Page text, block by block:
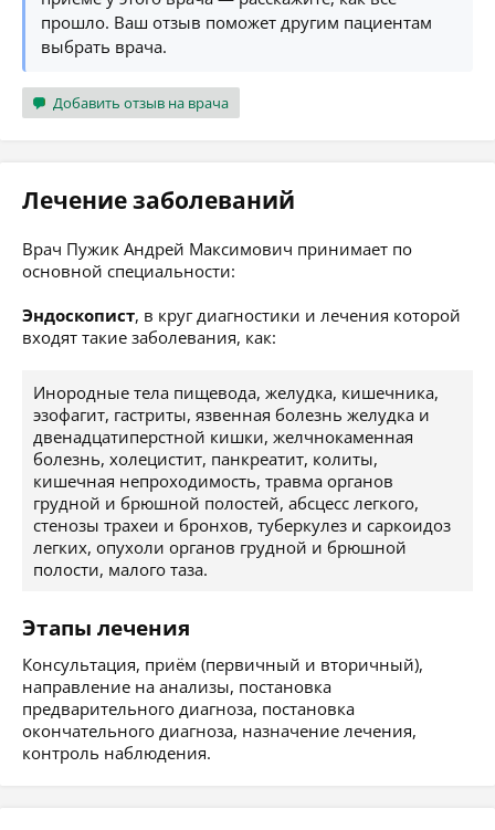
прошло. Ваш отзыв поможет другим пациентам
выбрать врача.
Добавить отзыв на врача
Лечение заболеваний
Врач Пужик Андрей Максимович принимает по
основной специальности:
Эндоскопист, в круг диагностики и лечения которой
входят такие заболевания, как:
Инородные тела пищевода, желудка, кишечника,
эзофагит, гастриты, язвенная болезнь желудка и
двенадцатиперстной кишки, желчнокаменная
болезнь, холецистит, панкреатит, колиты,
кишечная непроходимость, травма органов
грудной и брюшной полостей, абсцесс легкого,
стенозы трахеи и бронхов, туберкулез и саркоидоз
легких, опухоли органов грудной и брюшной
полости, малого таза.
Этапы лечения
Консультация, приём (первичный и вторичный),
направление на анализы, постановка
предварительного диагноза, постановка
окончательного диагноза, назначение лечения,
контроль наблюдения.